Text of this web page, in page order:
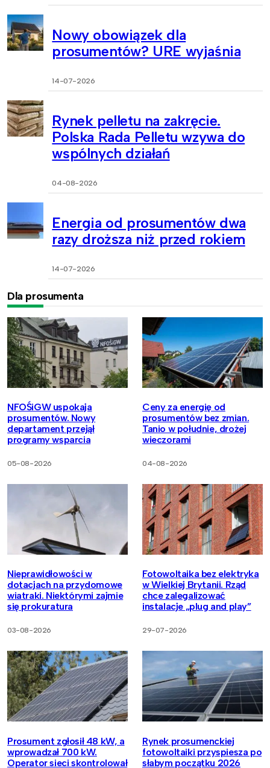
Nowy obowiązek dla
prosumentów? URE wyjaśnia
14-07-2026
Rynek pelletu na zakręcie.
Polska Rada Pelletu wzywa do
wspólnych działań
04-08-2026
Energia od prosumentów dwa
razy droższa niż przed rokiem
14-07-2026
Dla prosumenta
NFOŚiGW uspokaja
prosumentów. Nowy
departament przejął
programy wsparcia
05-08-2026
Ceny za energię od
prosumentów bez zmian.
Tanio w południe, drożej
wieczorami
04-08-2026
Nieprawidłowości w
dotacjach na przydomowe
wiatraki. Niektórymi zajmie
się prokuratura
03-08-2026
Fotowoltaika bez elektryka
w Wielkiej Brytanii. Rząd
chce zalegalizować
instalacje „plug and play”
29-07-2026
Prosument zgłosił 48 kW, a
wprowadzał 700 kW.
Operator sieci skontrolował
Rynek prosumenckiej
fotowoltaiki przyspiesza po
słabym początku 2026